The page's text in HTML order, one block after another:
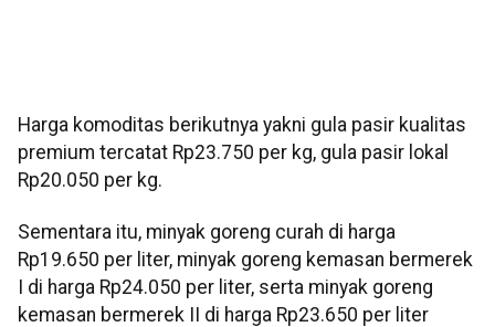
Harga komoditas berikutnya yakni gula pasir kualitas
premium tercatat Rp23.750 per kg, gula pasir lokal
Rp20.050 per kg.
Sementara itu, minyak goreng curah di harga
Rp19.650 per liter, minyak goreng kemasan bermerek
I di harga Rp24.050 per liter, serta minyak goreng
kemasan bermerek II di harga Rp23.650 per liter